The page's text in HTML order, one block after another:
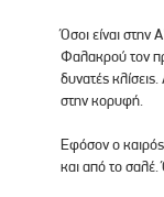
Όσοι είναι στην
Φαλακρού τον
δυνατές
στην κορυφή.
Εφόσον ο
και από το